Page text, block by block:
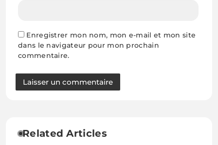
Enregistrer mon nom, mon e-mail et mon site
dans le navigateur pour mon prochain
commentaire.
Related Articles